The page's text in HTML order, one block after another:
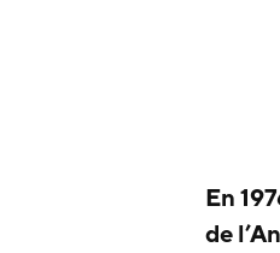
En
de